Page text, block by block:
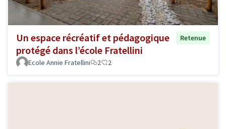
Un espace récréatif et pédagogique
protégé dans l’école Fratellini
Retenue
Ecole Annie Fratellini 2 2